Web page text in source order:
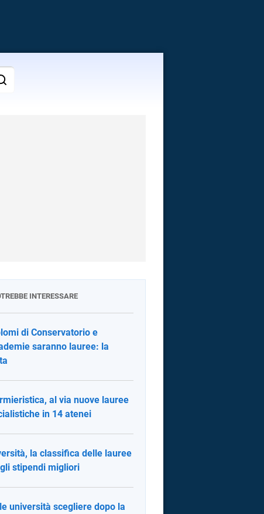
INTERESSARE
di Conservatorio e
saranno lauree: la
al via nuove lauree
in 14 atenei
la classifica delle lauree
stipendi migliori
università scegliere dopo la